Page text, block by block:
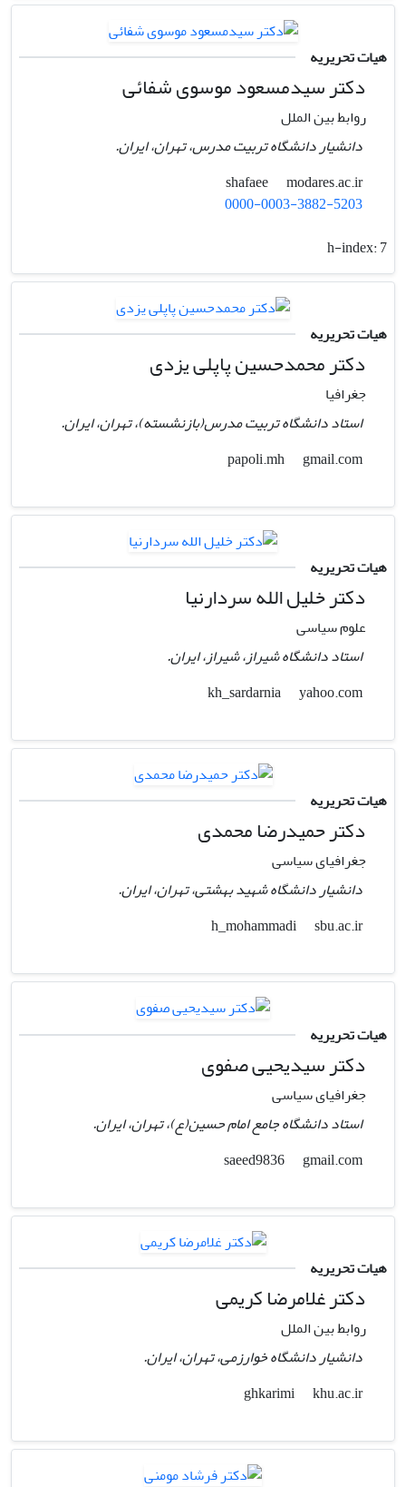
هیات تحریریه
دکتر سیدمسعود موسوی شفائی
روابط بین الملل
دانشیار دانشگاه تربیت مدرس، تهران، ایران.
shafaee
modares.ac.ir
0000-0003-3882-5203
h-index:7
هیات تحریریه
دکتر محمدحسین پاپلی یزدی
جغرافیا
استاد دانشگاه تربیت مدرس(بازنشسته)، تهران، ایران.
gmail.com
هیات تحریریه
دکتر خلیل الله سردارنیا
علوم سیاسی
استاد دانشگاه شیراز، شیراز، ایران.
yahoo.com
هیات تحریریه
دکتر حمیدرضا محمدی
جغرافیای سیاسی
دانشیار دانشگاه شهید بهشتی، تهران، ایران.
h_mohammadi
sbu.ac.ir
هیات تحریریه
دکتر سیدیحیی صفوی
جغرافیای سیاسی
استاد دانشگاه جامع امام حسین(ع)، تهران، ایران.
gmail.com
هیات تحریریه
دکتر غلامرضا کریمی
روابط بین الملل
دانشیار دانشگاه خوارزمی، تهران، ایران.
ghkarimi
khu.ac.ir